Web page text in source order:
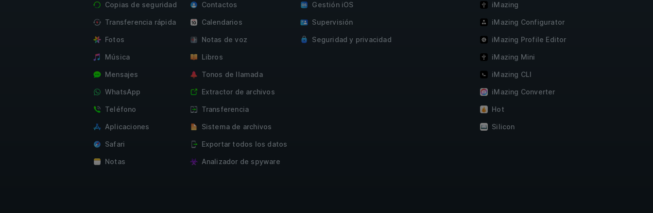
Copias de seguridad
Transferencia rápida
Fotos
Música
Mensajes
WhatsApp
Teléfono
Aplicaciones
Safari
Notas
Contactos
Calendarios
Notas de voz
Libros
Tonos de llamada
Extractor de archivos
Transferencia
Sistema de archivos
Exportar todos los datos
Analizador de spyware
Gestión iOS
Supervisión
Seguridad y privacidad
iMazing
iMazing Configurator
iMazing Profile Editor
iMazing Mini
iMazing CLI
iMazing Converter
Hot
Silicon